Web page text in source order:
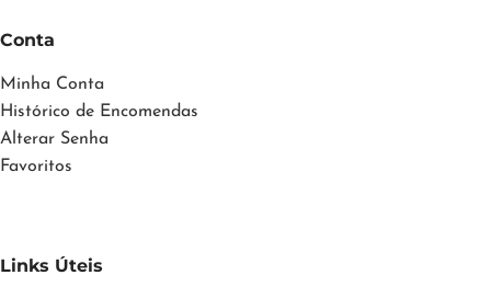
Conta
Minha Conta
Histórico de Encomendas
Alterar Senha
Favoritos
Links Úteis